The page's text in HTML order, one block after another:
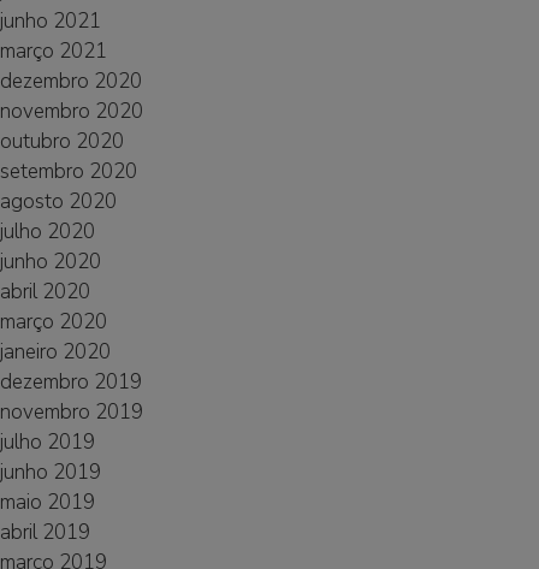
junho 2021
março 2021
dezembro 2020
novembro 2020
outubro 2020
setembro 2020
agosto 2020
julho 2020
junho 2020
abril 2020
março 2020
janeiro 2020
dezembro 2019
novembro 2019
julho 2019
junho 2019
maio 2019
abril 2019
março 2019